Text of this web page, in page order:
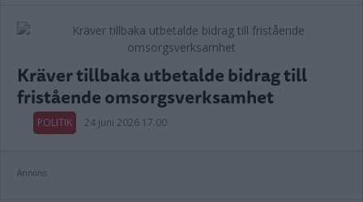
Kräver tillbaka utbetalde bidrag till
fristående omsorgsverksamhet
POLITIK 24 juni 2026 17.00
Annons: